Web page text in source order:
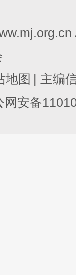
地图 | 主编
安备